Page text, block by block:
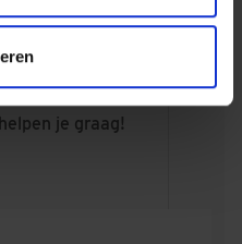
je graag!